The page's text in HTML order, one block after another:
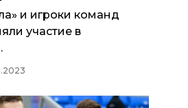
и игроки команд
участие в